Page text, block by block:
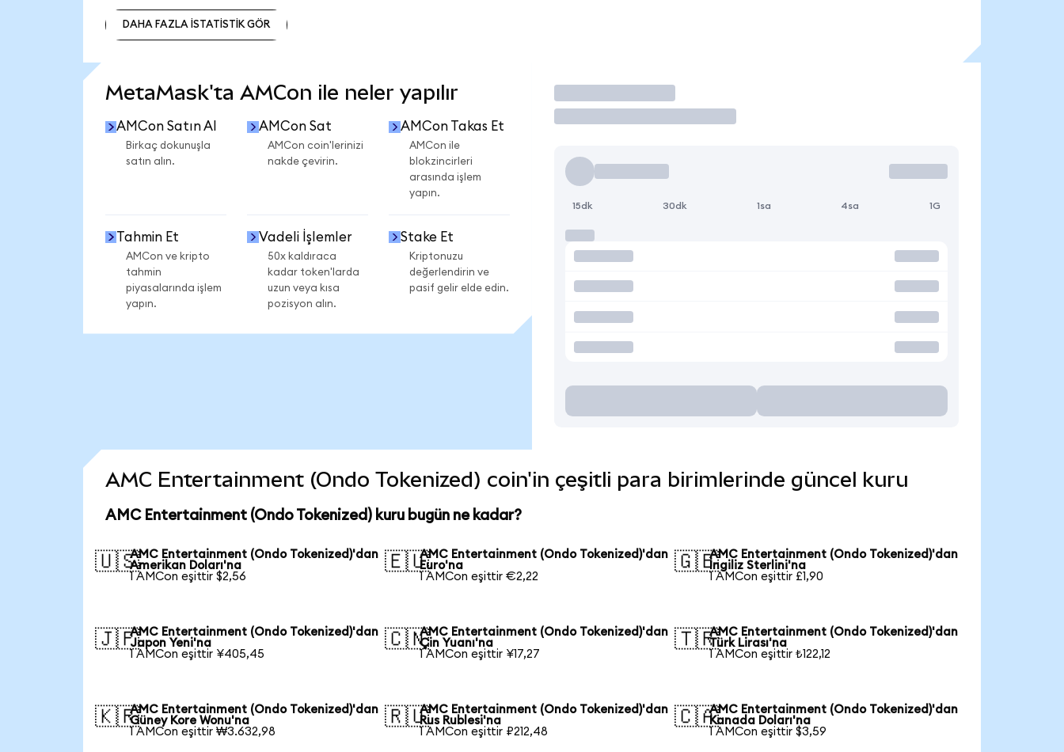
DAHA FAZLA İSTATİSTİK GÖR
MetaMask'ta AMCon ile neler yapılır
AMCon Satın Al
Birkaç dokunuşla
satın alın.
AMCon Sat
AMCon coin'lerinizi
nakde çevirin.
AMCon Takas Et
AMCon ile
blokzincirleri
arasında işlem
yapın.
Tahmin Et
AMCon ve kripto
tahmin
piyasalarında işlem
yapın.
Vadeli İşlemler
50x kaldıraca
kadar token'larda
uzun veya kısa
pozisyon alın.
Stake Et
Kriptonuzu
değerlendirin ve
pasif gelir elde edin.
İşlem Yap
15dk 30dk 1sa 4sa 1G
AMC Entertainment (Ondo Tokenized) coin'in çeşitli para birimlerinde güncel kuru
AMC Entertainment (Ondo Tokenized) kuru bugün ne kadar?
🇺🇸AMC Entertainment (Ondo Tokenized)'dan
Amerikan Doları'na
1 AMCon eşittir $2,56
🇪🇺AMC Entertainment (Ondo Tokenized)'dan
Euro'na
1 AMCon eşittir €2,22
🇬🇧AMC Entertainment (Ondo Tokenized)'dan
İngiliz Sterlini'na
1 AMCon eşittir £1,90
🇯🇵AMC Entertainment (Ondo Tokenized)'dan
Japon Yeni'na
1 AMCon eşittir ¥405,45
🇨🇳AMC Entertainment (Ondo Tokenized)'dan
Çin Yuanı'na
1 AMCon eşittir ¥17,27
🇹🇷AMC Entertainment (Ondo Tokenized)'dan
Türk Lirası'na
1 AMCon eşittir ₺122,12
🇰🇷AMC Entertainment (Ondo Tokenized)'dan
Güney Kore Wonu'na
1 AMCon eşittir ₩3.632,98
🇷🇺AMC Entertainment (Ondo Tokenized)'dan
Rus Rublesi'na
1 AMCon eşittir ₽212,48
🇨🇦AMC Entertainment (Ondo Tokenized)'dan
Kanada Doları'na
1 AMCon eşittir $3,59